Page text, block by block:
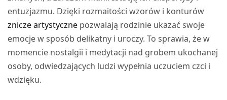
entuzjazmu. Dzięki rozmaitości wzorów i konturów
znicze artystyczne pozwalają rodzinie ukazać swoje
emocje w sposób delikatny i uroczy. To sprawia, że w
momencie nostalgii i medytacji nad grobem ukochanej
osoby, odwiedzających ludzi wypełnia uczuciem czci i
wdzięku.